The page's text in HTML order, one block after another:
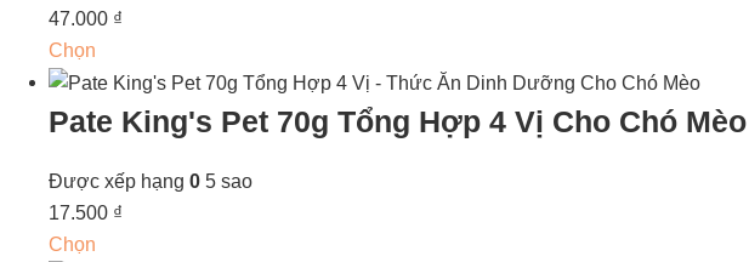
47.000 ₫
Chọn
Pate King's Pet 70g Tổng Hợp 4 Vị Cho Chó
Được xếp hạng 0 5 sao
17.500 ₫
Chọn